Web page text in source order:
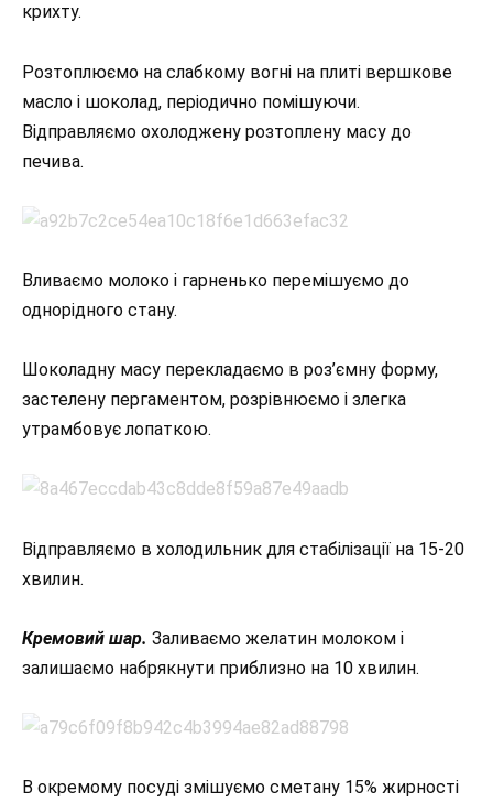
крихту.
Розтоплюємо на слабкому вогні на плиті вершкове
масло і шоколад, періодично помішуючи.
Відправляємо охолоджену розтоплену масу до
печива.
Вливаємо молоко і гарненько перемішуємо до
однорідного стану.
Шоколадну масу перекладаємо в роз’ємну форму,
застелену пергаментом, розрівнюємо і злегка
утрамбовує лопаткою.
Відправляємо в холодильник для стабілізації на 15-20
хвилин.
Кремовий шар. Заливаємо желатин молоком і
залишаємо набрякнути приблизно на 10 хвилин.
В окремому посуді змішуємо сметану 15% жирності